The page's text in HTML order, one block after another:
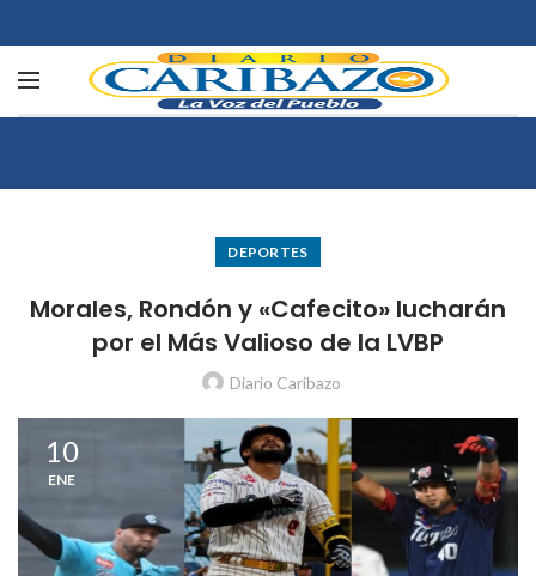
DEPORTES
Morales, Rondón y «Cafecito» lucharán
por el Más Valioso de la LVBP
Diario Caribazo
10
ENE